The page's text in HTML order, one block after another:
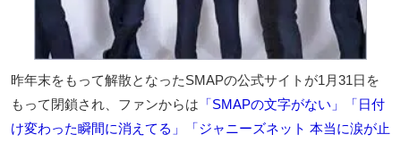
昨年末をもって解散となったSMAPの公式サイトが1月31日を
もって閉鎖され、ファンからは 「SMAPの文字がない」「日付
け変わった瞬間に消えてる」「ジャニーズネット 本当に涙が止